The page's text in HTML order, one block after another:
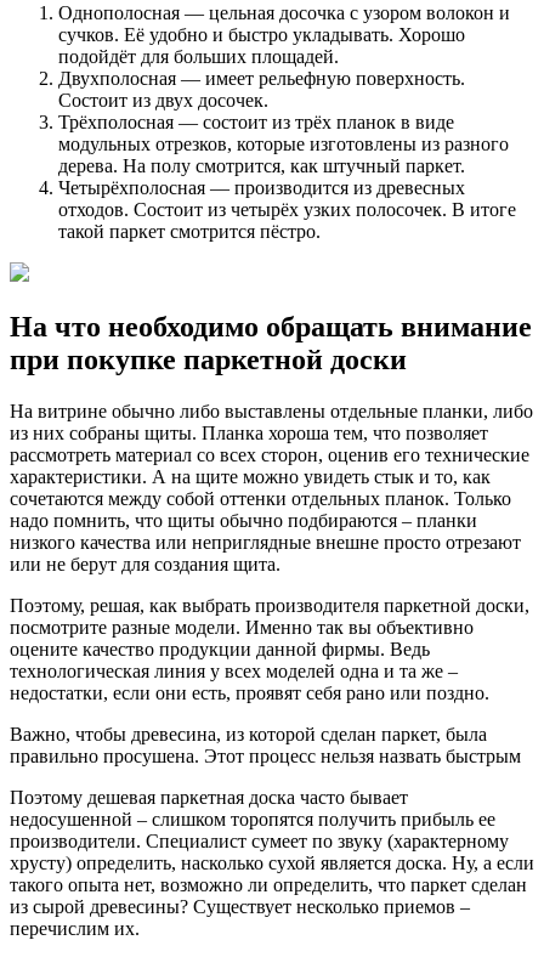
Однополосная — цельная досочка с узором волокон и
сучков. Её удобно и быстро укладывать. Хорошо
подойдёт для больших площадей.
Двухполосная — имеет рельефную поверхность.
Состоит из двух досочек.
Трёхполосная — состоит из трёх планок в виде
модульных отрезков, которые изготовлены из разного
дерева. На полу смотрится, как штучный паркет.
Четырёхполосная — производится из древесных
отходов. Состоит из четырёх узких полосочек. В итоге
такой паркет смотрится пёстро.
На что необходимо обращать внимание
при покупке паркетной доски
На витрине обычно либо выставлены отдельные планки, либо
из них собраны щиты. Планка хороша тем, что позволяет
рассмотреть материал со всех сторон, оценив его технические
характеристики. А на щите можно увидеть стык и то, как
сочетаются между собой оттенки отдельных планок. Только
надо помнить, что щиты обычно подбираются – планки
низкого качества или неприглядные внешне просто отрезают
или не берут для создания щита.
Поэтому, решая, как выбрать производителя паркетной доски,
посмотрите разные модели. Именно так вы объективно
оцените качество продукции данной фирмы. Ведь
технологическая линия у всех моделей одна и та же –
недостатки, если они есть, проявят себя рано или поздно.
Важно, чтобы древесина, из которой сделан паркет, была
правильно просушена. Этот процесс нельзя назвать быстрым
Поэтому дешевая паркетная доска часто бывает
недосушенной – слишком торопятся получить прибыль ее
производители. Специалист сумеет по звуку (характерному
хрусту) определить, насколько сухой является доска. Ну, а если
такого опыта нет, возможно ли определить, что паркет сделан
из сырой древесины? Существует несколько приемов –
перечислим их.